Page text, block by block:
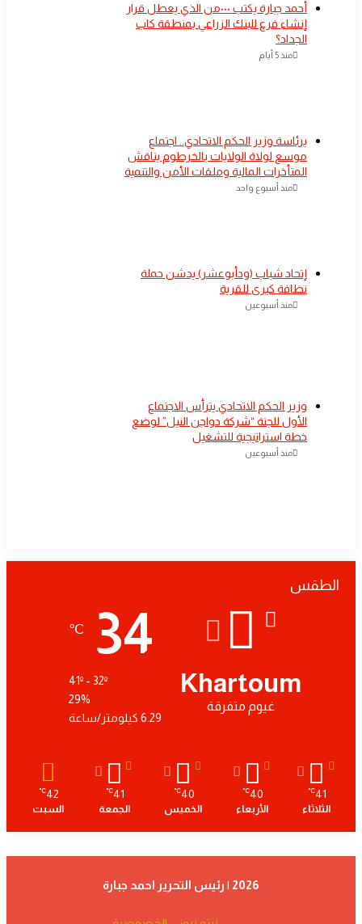
أحمد جبارة يكتب ٠٠٠من الذي يعطل قرار
إنشاء فرع للبنك الزراعي بمنطقة كاب
الجداد؟
منذ 5 أيام
​برئاسة وزير الحكم الاتحادي.. اجتماع
موسع لولاة الولايات بالخرطوم يناقش
المتأخرات المالية وملفات الأمن والتنمية
منذ أسبوع واحد
إتحاد شباب (ودأبوعشر) يدشن حملة
نظافة كبرى للقرية
منذ أسبوعين
وزير الحكم الاتحادي يترأس الاجتماع
الأول للجنة “شركة دواجن النيل” لوضع
خطة استراتيجية للتشغيل
منذ أسبوعين
الطقس
Khartoum
غيوم متفرقة
34
℃
41º - 32º
29%
6.29 كيلومتر/ساعة
41
℃
الثلاثاء
40
℃
الأربعاء
40
℃
الخميس
41
℃
الجمعة
42
℃
السبت
2026 | رئيس التحرير احمد جبارة